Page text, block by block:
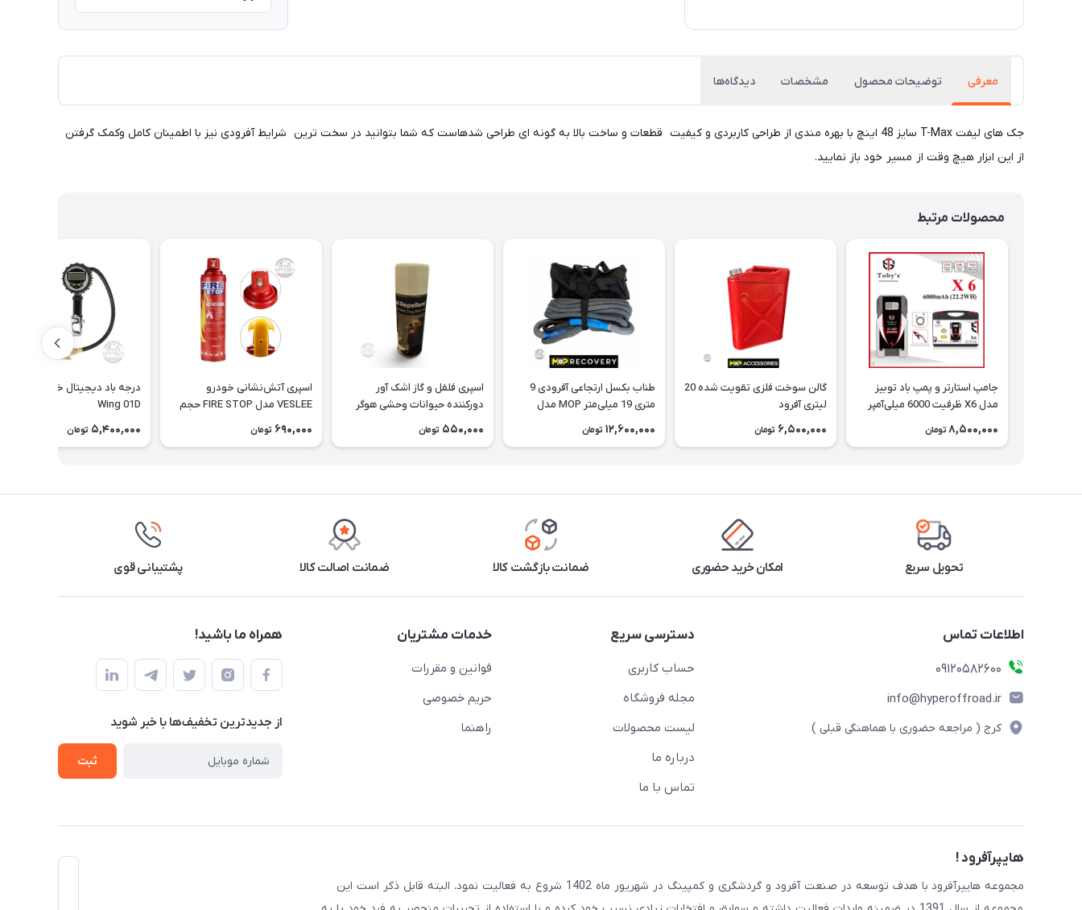
معرفی توضیحات محصول مشخصات دیدگاه‌ها
جک های لیفت T-Max سایز 48 اینچ با بهره مندی از طراحی کاربردی و کیفیت قطعات و ساخت بالا به گونه ای طراحی شدهاست که شما بتوانید در سخت ترین شرایط آفرودی نیز با اطمینان کامل وکمک گرفتن
از این ابزار هیچ وقت از مسیر خود باز نمایید.
محصولات مرتبط
جامپ استارتر و پمپ باد توبیز
مدل X6 ظرفیت 6000 میلی‌آمپر
8,500,000 تومان
گالن سوخت فلزی تقویت شده 20
لیتری آفرود
6,500,000 تومان
طناب بکسل ارتجاعی آفرودی 9
متری 19 میلی‌متر MOP مدل
Kinetic
12,600,000 تومان
اسپری فلفل و گاز اشک آور
دورکننده حیوانات وحشی هوگر
550,000 تومان
اسپری آتش‌نشانی خودرو
VESLEE مدل FIRE STOP حجم
690,000 تومان
درجه باد دیجیتال خودرو وینگ
Wing 01D
5,400,000 تومان
تحویل سریع امکان خرید حضوری ضمانت بازگشت کالا ضمانت اصالت کالا پشتیبانی قوی
اطلاعات تماس
09120582600
info@hyperoffroad.ir
کرج ( مراجعه حضوری با هماهنگی قبلی )
دسترسی سریع
حساب کاربری
مجله فروشگاه
لیست محصولات
درباره ما
تماس با ما
خدمات مشتریان
قوانین و مقررات
حریم خصوصی
راهنما
همراه ما باشید!
از جدید‌ترین تخفیف‌ها با‌ خبر شوید
ثبت
هایپرآفرود !
مجموعه هایپرآفرود با هدف توسعه در صنعت آفرود و گردشگری و کمپینگ در شهریور ماه 1402 شروع به فعالیت نمود. البته قابل ذکر است این